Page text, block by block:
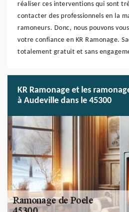
réaliser ces interventions qui sont
contacter des professionnels en la
ramoneurs. Donc, nous pouvons
votre confiance en KR Ramonage.
totalement gratuit et sans
KR Ramonage et les
à Audeville dans le 45300